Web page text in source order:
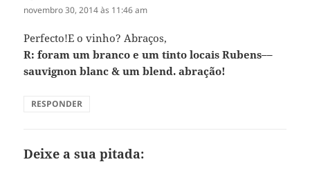
novembro 30, 2014 às 11:46 am
Perfecto!E o vinho? Abraços,
R: foram um branco e um tinto locais Rubens––
sauvignon blanc & um blend. abração!
RESPONDER
Deixe a sua pitada: